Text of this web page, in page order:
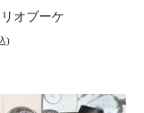
オブーケ
)